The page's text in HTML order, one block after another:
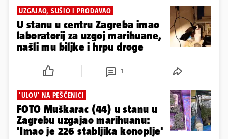
UZGAJAO, SUŠIO I PRODAVAO
U stanu u centru Zagreba imao
laboratorij za uzgoj marihuane,
našli mu biljke i hrpu droge
1
'ULOV' NA PEŠČENICI
FOTO Muškarac (44) u stanu u
Zagrebu uzgajao marihuanu:
'Imao je 226 stabljika konoplje'